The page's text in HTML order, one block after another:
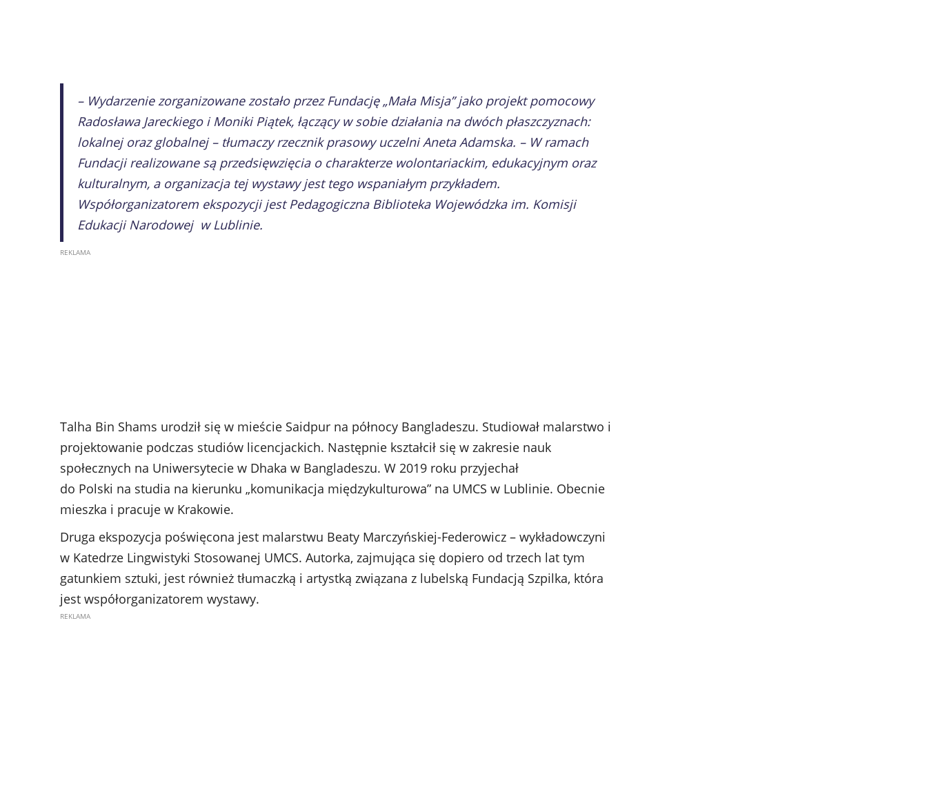
– Wydarzenie zorganizowane zostało przez Fundację „Mała Misja” jako projekt pomocowy
Radosława Jareckiego i Moniki Piątek, łączący w sobie działania na dwóch płaszczyznach:
lokalnej oraz globalnej – tłumaczy rzecznik prasowy uczelni Aneta Adamska. – W ramach
Fundacji realizowane są przedsięwzięcia o charakterze wolontariackim, edukacyjnym oraz
kulturalnym, a organizacja tej wystawy jest tego wspaniałym przykładem.
Współorganizatorem ekspozycji jest Pedagogiczna Biblioteka Wojewódzka im. Komisji
Edukacji Narodowej w Lublinie.
Talha Bin Shams urodził się w mieście Saidpur na północy Bangladeszu. Studiował malarstwo i
projektowanie podczas studiów licencjackich. Następnie kształcił się w zakresie nauk
społecznych na Uniwersytecie w Dhaka w Bangladeszu. W 2019 roku przyjechał
do Polski na studia na kierunku „komunikacja międzykulturowa” na UMCS w Lublinie. Obecnie
mieszka i pracuje w Krakowie.
Druga ekspozycja poświęcona jest malarstwu Beaty Marczyńskiej-Federowicz – wykładowczyni
w Katedrze Lingwistyki Stosowanej UMCS. Autorka, zajmująca się dopiero od trzech lat tym
gatunkiem sztuki, jest również tłumaczką i artystką związana z lubelską Fundacją Szpilka, która
jest współorganizatorem wystawy.